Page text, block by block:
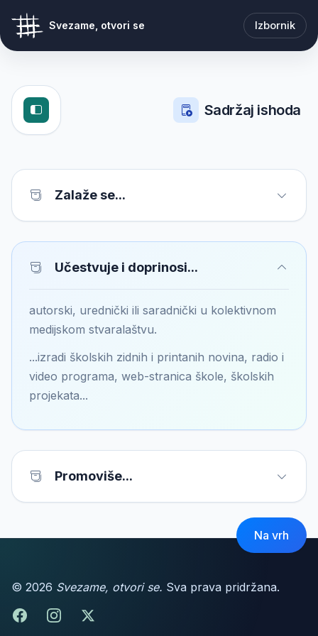
Svezame, otvori se Izbornik
Sadržaj ishoda
Zalaže se...
Učestvuje i doprinosi...
autorski, urednički ili saradnički u kolektivnom
medijskom stvaralaštvu.
...izradi školskih zidnih i printanih novina, radio i
video programa, web-stranica škole, školskih
projekata...
Promoviše...
© 2026 Svezame, otvori se. Sva prava pridržana.
Na vrh